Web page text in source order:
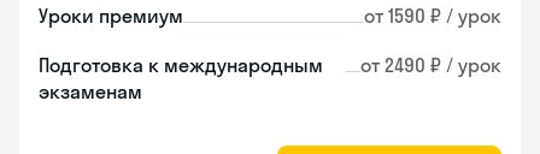
Уроки премиум от 1590 ₽ / урок
Подготовка к международным
экзаменам
от 2490 ₽ / урок